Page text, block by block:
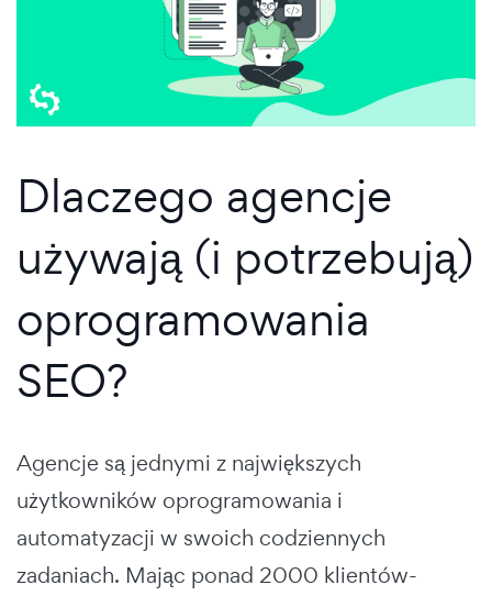
Dlaczego agencje
używają (i potrzebują)
oprogramowania
SEO?
Agencje są jednymi z największych
użytkowników oprogramowania i
automatyzacji w swoich codziennych
zadaniach. Mając ponad 2000 klientów-